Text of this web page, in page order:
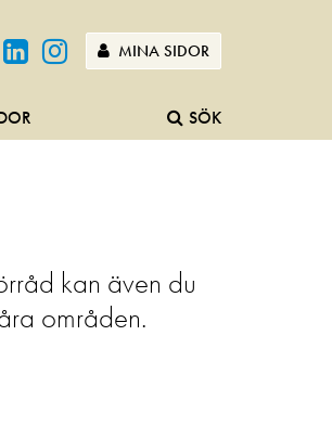
MINA SIDOR
SÖK
kan även du
områden.